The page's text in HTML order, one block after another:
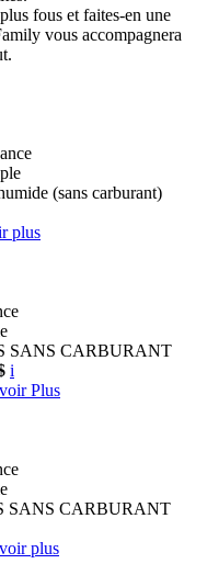
fous et faites-en une
vous accompagnera
(sans carburant)
plus
SANS CARBURANT
i
Plus
SANS CARBURANT
plus